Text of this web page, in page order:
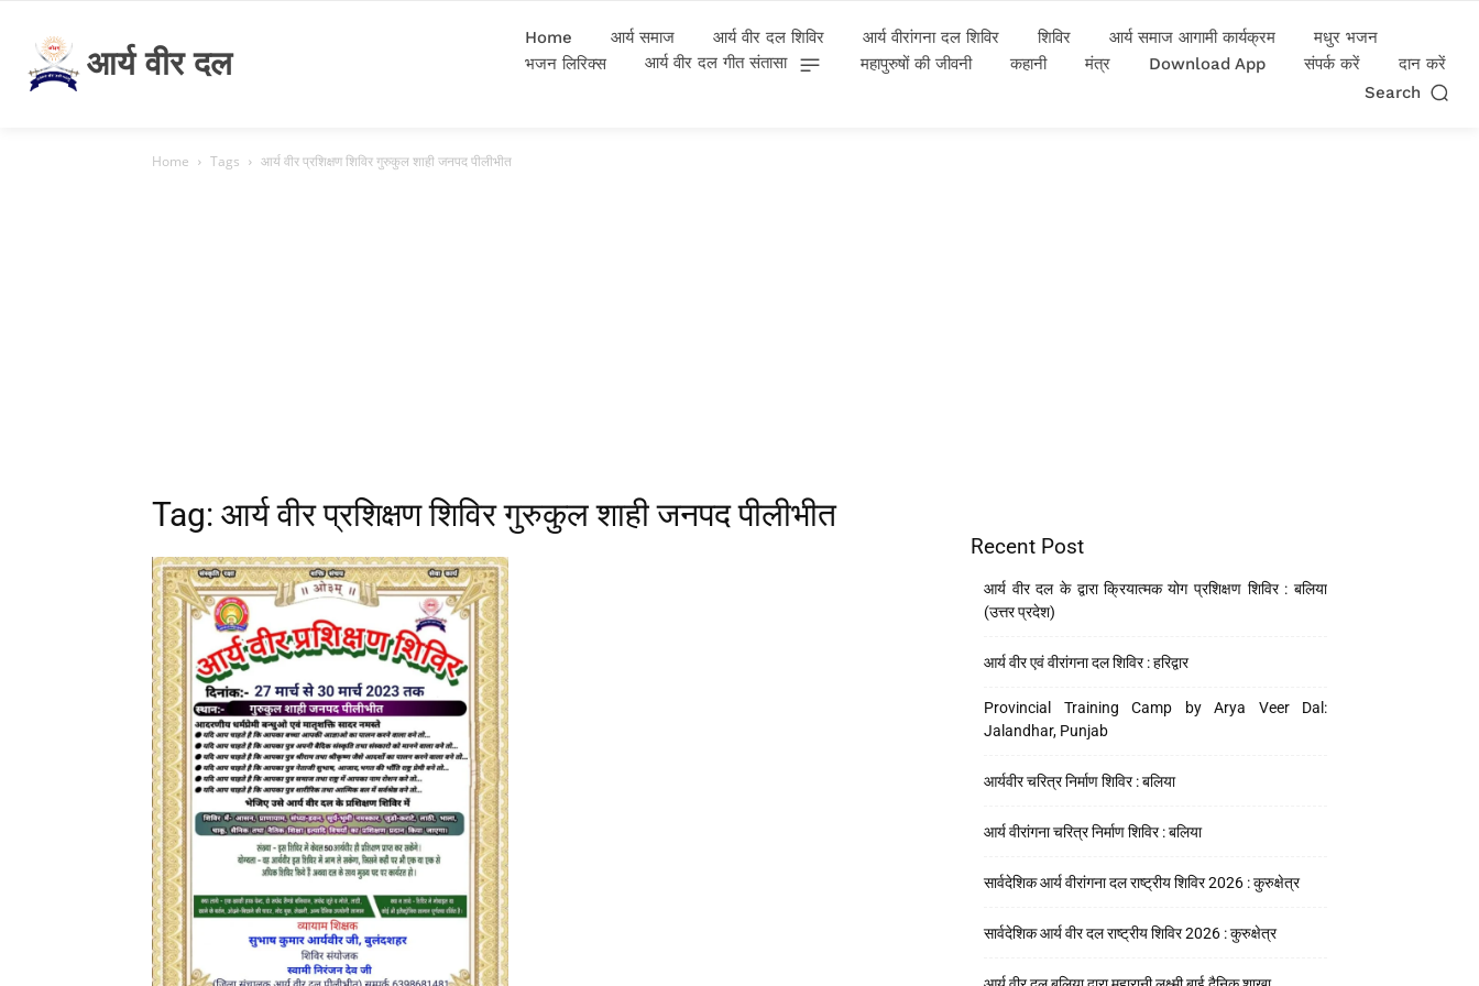
आर्य वीर दल
Home आर्य समाज आर्य वीर दल शिविर आर्य वीरांगना दल शिविर शिविर आर्य समाज आगामी कार्यक्रम
मधुर भजन
भजन लिरिक्स
आर्य वीर दल गीत संतासा महापुरुषों की जीवनी कहानी मंत्र Download App संपर्क करें
दान करें
Search
Home Tags आर्य वीर प्रशिक्षण शिविर गुरुकुल शाही जनपद पीलीभीत
Tag: आर्य वीर प्रशिक्षण शिविर गुरुकुल शाही जनपद पीलीभीत
Recent Post
आर्य वीर दल के द्वारा क्रियात्मक योग प्रशिक्षण शिविर : बलिया
(उत्तर प्रदेश)
आर्य वीर एवं वीरांगना दल शिविर : हरिद्वार
Provincial Training Camp by Arya Veer Dal:
Jalandhar, Punjab
आर्यवीर चरित्र निर्माण शिविर : बलिया
आर्य वीरांगना चरित्र निर्माण शिविर : बलिया
सार्वदेशिक आर्य वीरांगना दल राष्ट्रीय शिविर 2026 : कुरुक्षेत्र
सार्वदेशिक आर्य वीर दल राष्ट्रीय शिविर 2026 : कुरुक्षेत्र